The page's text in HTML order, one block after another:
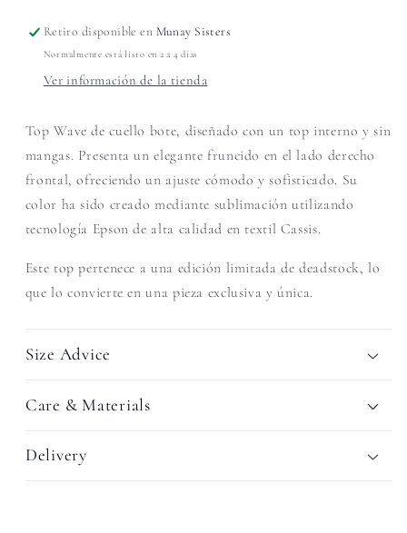
Retiro disponible en Munay Sisters
Normalmente está listo en 2 a 4 días
Ver información de la tienda
Top Wave de cuello bote, diseñado con un top interno y sin
mangas. Presenta un elegante fruncido en el lado derecho
frontal, ofreciendo un ajuste cómodo y sofisticado. Su
color ha sido creado mediante sublimación utilizando
tecnología Epson de alta calidad en textil Cassis.
Este top pertenece a una edición limitada de deadstock, lo
que lo convierte en una pieza exclusiva y única.
Size Advice
Care & Materials
Delivery